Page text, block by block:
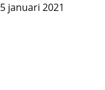
januari 2021